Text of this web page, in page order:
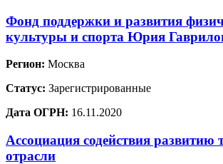
Фонд поддержки и развития
культуры и спорта Юрия
Регион: Москва
Статус: Зарегистрированные
Дата ОГРН: 16.11.2020
Ассоциация содействия развитию
отрасли